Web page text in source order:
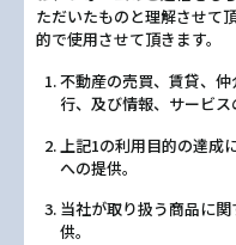
ただいたものと理解させて
的で使用させて頂きます。
不動産の売買、賃貸、
行、及び情報、サービス
上記1の利用目的の達成
への提供。
当社が取り扱う商品に
供。